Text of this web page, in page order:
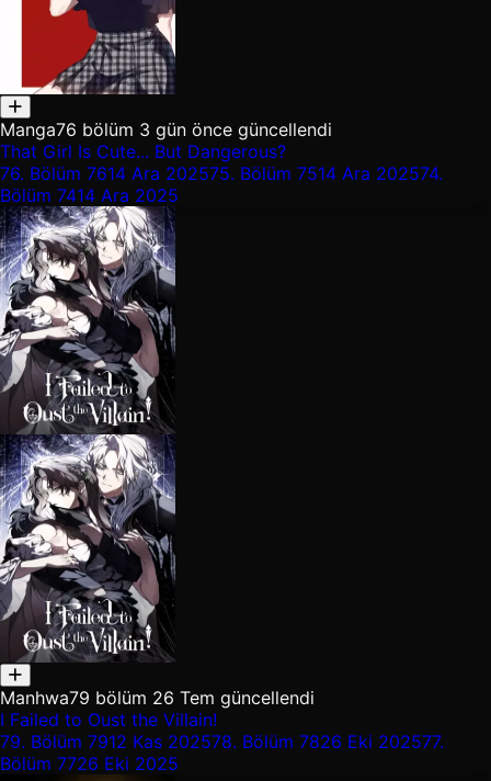
Manga76 bölüm 3 gün önce güncellendi
That Girl Is Cute... But Dangerous?
76. Bölüm 7614 Ara 202575. Bölüm 7514 Ara 202574.
Bölüm 7414 Ara 2025
Manhwa79 bölüm 26 Tem güncellendi
I Failed to Oust the Villain!
79. Bölüm 7912 Kas 202578. Bölüm 7826 Eki 202577.
Bölüm 7726 Eki 2025